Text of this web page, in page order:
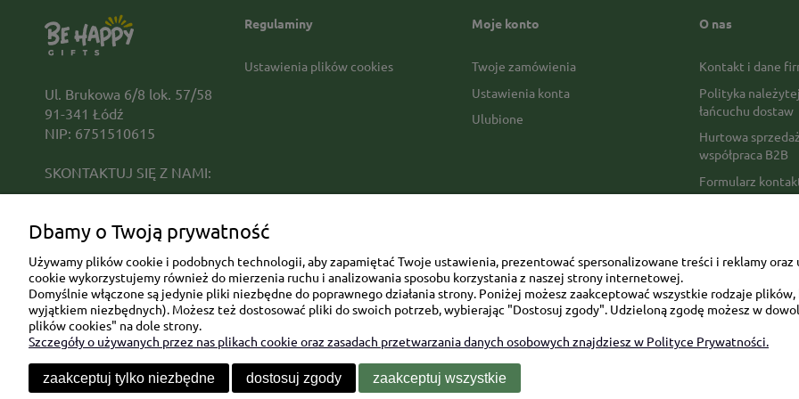
Regulaminy
Ustawienia plików cookies
Moje konto
Twoje zamówienia
Ustawienia konta
Ulubione
O nas
Kontakt i dane
Polityka
łańcuchu dostaw
Hurtowa
współpraca B2B
Formularz
Czas i koszty
Opinie Trustmate
Mapa kategorii
Ul. Brukowa 6/8 lok. 57/58
91-341 Łódź
NIP: 6751510615
SKONTAKTUJ SIĘ Z NAMI:
+48 690 172 872
Dbamy o Twoją prywatność
Używamy plików cookie i podobnych technologii, aby zapamiętać Twoje ustawienia, prezentować spersonalizowane treści i reklamy
cookie wykorzystujemy również do mierzenia ruchu i analizowania sposobu korzystania z naszej strony internetowej.
Domyślnie włączone są jedynie pliki niezbędne do poprawnego działania strony. Poniżej możesz zaakceptować wszystkie rodzaje
wyjątkiem niezbędnych). Możesz też dostosować pliki do swoich potrzeb, wybierając "Dostosuj zgody". Udzieloną zgodę możesz w
plików cookies" na dole strony.
Szczegóły o używanych przez nas plikach cookie oraz zasadach przetwarzania danych osobowych znajdziesz w Polityce Prywatności.
zaakceptuj tylko niezbędne dostosuj zgody zaakceptuj wszystkie